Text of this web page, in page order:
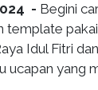
- Begini
template
Idul Fitri
yang